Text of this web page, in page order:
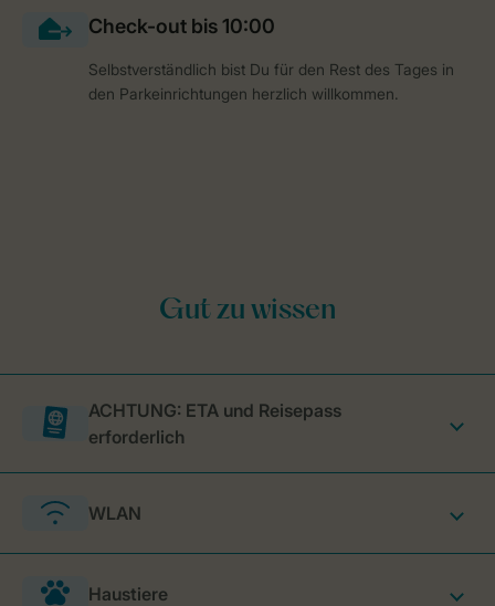
Selbstverständlich bist Du für den Rest des Tages in
den Parkeinrichtungen herzlich willkommen.
ACHTUNG: ETA und Reisepass
erforderlich
WLAN
Haustiere